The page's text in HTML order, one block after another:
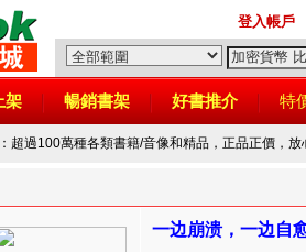
登入帳戶
架 暢銷書架 好書推介 特
：超過100萬種各類書籍/音像和精品，正品正價，
一边崩溃，一边自